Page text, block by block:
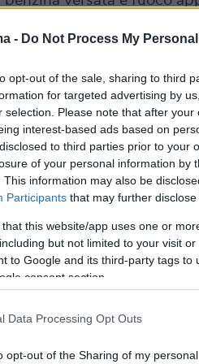
- Do Not Process My
opt-out of the sale, sharing to third
for targeted advertising by
selection. Please note that after
interest-based ads based on
to third parties prior to your
of your personal information by
This information may also be
Participants that may further
that this website/app uses one or
but not limited to your visit
to Google and its third-party tags
consent section.
Data Processing Opt Outs
opt-out of the Sharing of my personal
lavoratori migranti.
βίντεο από το κύκλωμα
από τους
δολοφονία φέρεται να
θυμάτων να δώσουν
με το βαν.
, nel cosentino, 4 migranti
pic.twitter.com/